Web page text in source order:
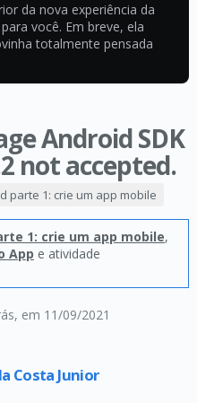
da nova experiência da
você. Em breve, ela
totalmente pensada
Android SDK
not accepted.
, em 11/09/2021
parte 1: crie um app mobile
1: crie um app mobile,
App e atividade
Costa Junior